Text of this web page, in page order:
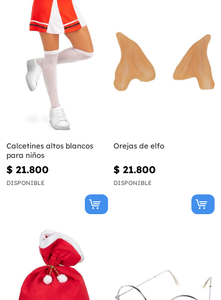
Calcetines altos blancos
para niños
$ 21.800
DISPONIBLE
Orejas de elfo
$ 21.800
DISPONIBLE